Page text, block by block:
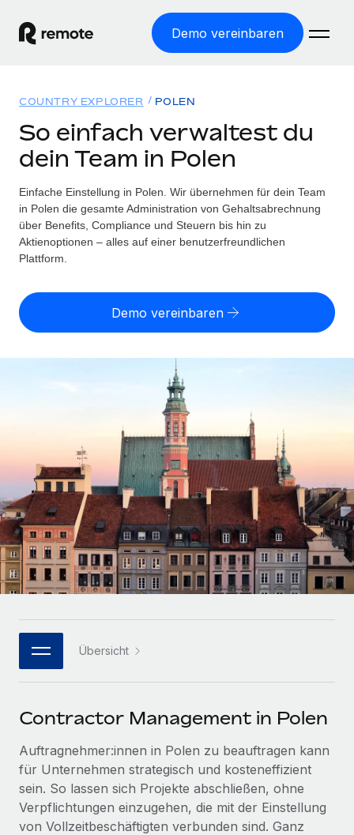
Demo vereinbaren
WELTWEITE BESCHÄFTIGUNG
Globale Payroll
Einfache, rechtssicher Payroll
Employer of Record
Weltweites Wachstum ohne Kosten für Niederlassungen
Contractor of Record
Rechtssichere, weltweite Arbeit mit Freelancer:innen
Globales Onboarding und Verwalten von
Auslagern von komplexen HR-Aufgaben
INFRASTRUKTUR
Remote Embedded
Nahtlose Integration der HR in bestehende Abläufe
Plattform
Integrierte HR-Kernfunktionen für dein Team
MCP
Integrationen
Tools
DIENSTLEISTUNGEN
Frag unsere Expert:innen
Hilfe von Expert:innen für globale HR & Compliance
Lösungen
WELTWEITE ABDECKUNG
Country Explorer
Länderspezifische Unterstützung bei der Einstellung
Einfache Einstellung in allen US-Bundesstaaten
Agile HR- und Payroll-Lösungen für wachsende
Unternehmen
Mittelstand
Maßgeschneiderte HR-Lösungen, um Teams zu
vergrößern
Enterprise
Globale HR für Konzerne und Großunternehmen
PARTNER WERDEN
Flexible Einbettung von Global-HR-Funktionen in deine
Entdecke die Möglichkeiten einer Partnerschaft
Remote Build
Demnächst verfügbar
Beratung zu Integrationen und KI-Automatisierung
Ressourcen
TOOLS UND RECHNER
Scheinselbstständigkeitsrisiko berechnen
Personalkostenrechner
Gesamtbeschäftigungskosten
Honorarzahlungen berechnen
Informationen zu möglichen Währungen und
Abwicklungsfristen für globale Freelancer:innen
LERNEN MIT REMOTE
Forschung und Leitfäden
Fallstudien
HR-Glossar
Bibliothek für Stellenbeschreibungen
Webinare
Events
Newsroom
Informationen zu Gehältern und Qualifikationen
Insights Center
Preise
Nederlands
Deutsch
Español
Italiano
Português (Portugal)
한국어
Anmelden
COUNTRY EXPLORER POLEN
So einfach verwaltest du
dein Team in Polen
Einfache Einstellung in Polen. Wir übernehmen für dein Team
in Polen die gesamte Administration von Gehaltsabrechnung
über Benefits, Compliance und Steuern bis hin zu
Aktienoptionen – alles auf einer benutzerfreundlichen
Plattform.
Demo vereinbaren
Übersicht
Contractor Management in Polen
Auftragnehmer:innen in Polen zu beauftragen kann
für Unternehmen strategisch und kosteneffizient
sein. So lassen sich Projekte abschließen, ohne
Verpflichtungen einzugehen, die mit der Einstellung
von Vollzeitbeschäftigten verbunden sind. Ganz